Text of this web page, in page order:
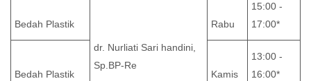
dr. Nurliati Sari handini,
Sp.BP-Re
Bedah Plastik Rabu
15:00 -
17:00*
Bedah Plastik Kamis
13:00 -
16:00*